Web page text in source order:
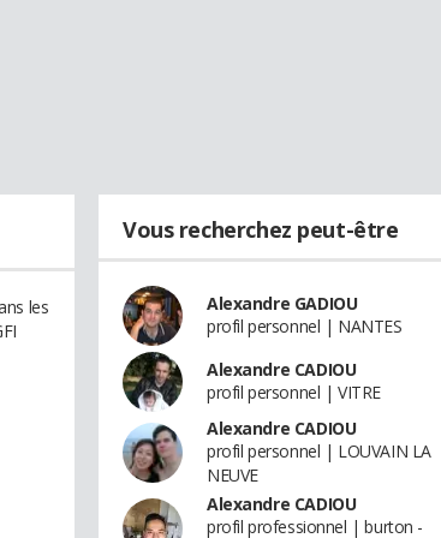
les
Vous recherchez peut-être
Alexandre GADIOU
profil personnel | NANTES
Alexandre CADIOU
profil personnel | VITRE
Alexandre CADIOU
profil personnel | LOUVAIN LA
NEUVE
Alexandre CADIOU
profil professionnel | burton -